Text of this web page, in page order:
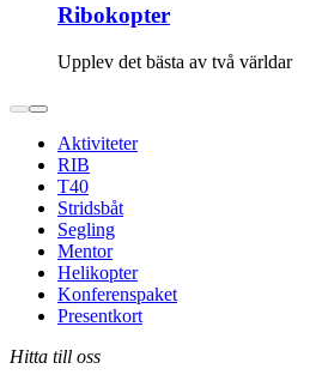
Ribokopter
Upplev det bästa av två världar
Aktiviteter
RIB
T40
Stridsbåt
Segling
Mentor
Helikopter
Konferenspaket
Presentkort
Hitta till oss